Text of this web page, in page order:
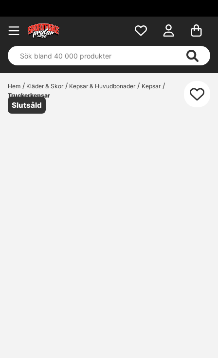
Hem Kläder & Skor Kepsar & Huvudbonader
Kepsar
Truckerkepsar
Slutsåld